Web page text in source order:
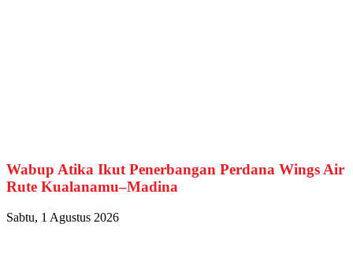
Wabup Atika Ikut Penerbangan Perdana Wings Air
Rute Kualanamu–Madina
Sabtu, 1 Agustus 2026